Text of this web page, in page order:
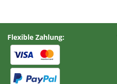
Flexible Zahlung: